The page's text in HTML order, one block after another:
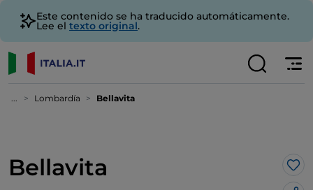
Este contenido se ha traducido automáticamente.
Lee el texto original.
... Lombardía Bellavita
Bellavita Me